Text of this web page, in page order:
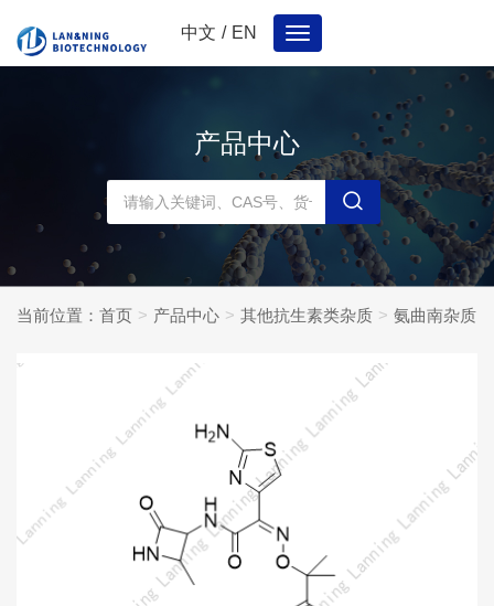
中文 / EN
Toggle
navigation
产品中心
当前位置： 首页 产品中心 其他抗生素类杂质 氨曲南杂质